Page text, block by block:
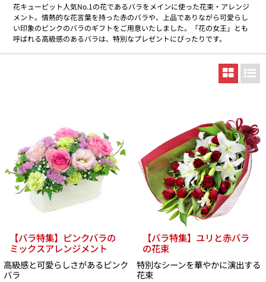
花キューピット人気No.1の花であるバラをメインに使った花束・アレンジ
メント。情熱的な花言葉を持った赤のバラや、上品でありながら可愛らし
い印象のピンクのバラのギフトをご用意いたしました。「花の女王」とも
呼ばれる高級感のあるバラは、特別なプレゼントにぴったりです。
【バラ特集】ピンクバラの
ミックスアレンジメント
高級感と可愛らしさがあるピンク
バラ
【バラ特集】ユリと赤バラ
の花束
特別なシーンを華やかに演出する
花束